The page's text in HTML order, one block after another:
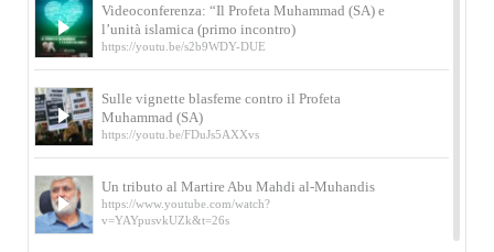
Videoconferenza: “Il Profeta Muhammad (SA) e
l’unità islamica (primo incontro)
https://youtu.be/s2b9WDY-DUE
Sulle vignette blasfeme contro il Profeta
Muhammad (SA)
https://youtu.be/FDuJs5AXXvs
Un tributo al Martire Abu Mahdi al-Muhandis
https://www.youtube.com/watch?
v=YAYpusvkUZk&t=26s